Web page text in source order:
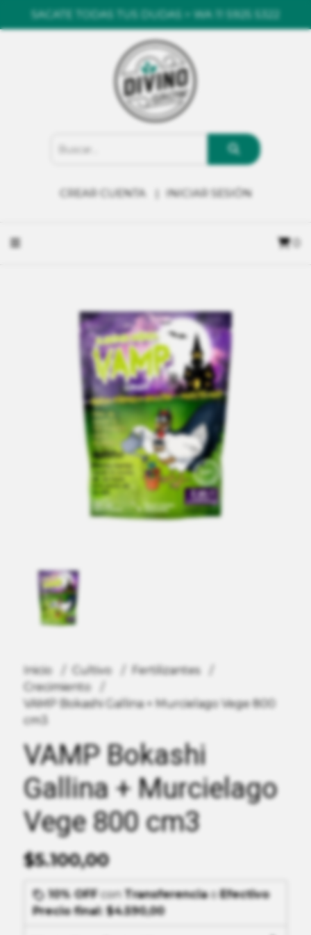
SACATE TODAS TUS DUDAS > WA 11 5925 5322
CREAR CUENTA INICIAR SESIÓN
Inicio Cultivo
Fertilizantes
Crecimiento
VAMP Bokashi Gallina + Murcielago Vege 800
cm3
VAMP Bokashi
Gallina + Murcielago
Vege 800 cm3
$5.100,00
10% OFFcon TransferenciaoEfectivo
Precio final:$4.590,00